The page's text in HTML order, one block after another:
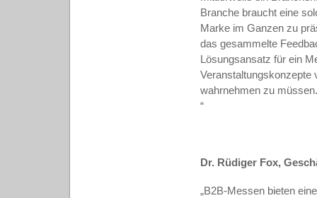
Branche braucht eine
Marke im Ganzen zu
das gesammelte
Lösungsansatz für ein
Veranstaltungskonzepte
wahrnehmen zu
“
Dr. Rüdiger Fox,
„B2B-Messen bieten